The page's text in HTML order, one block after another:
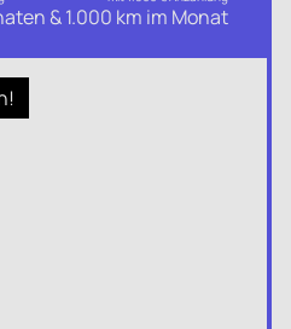
& 1.000 km im Monat